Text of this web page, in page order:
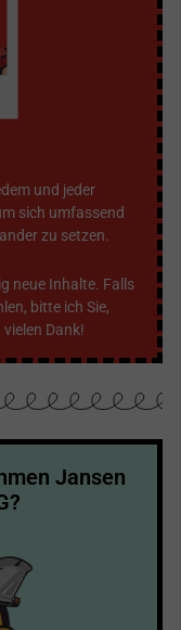
und jeder
sich umfassend
zu setzen.
neue Inhalte. Falls
bitte ich Sie,
Dank!
Jansen